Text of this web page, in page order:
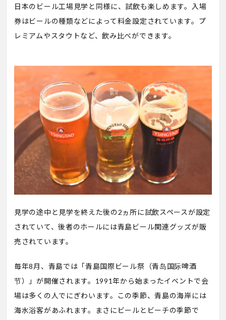
日本のビール工場見学と同様に、試飲も楽しめます。入場
券はビールの種類などによって料金設定されています。プ
レミアムやスタウトなど、飲み比べができます。
見学の途中と見学を終えた後の2ヵ所に試飲スペースが設定
されていて、後者のホールには青島ビール関連グッズが販
売されています。
毎年8月、青島では「青島国際ビール祭（青岛国际啤酒
节）」が開催されます。1991年から始まったイベントで会
場は多くの人でにぎわいます。この季節、青島の海岸には
海水浴客があふれます。まさにビールとビーチの季節で